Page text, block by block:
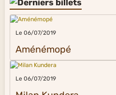
Le 06/07/2019
Aménémopé
Le 06/07/2019